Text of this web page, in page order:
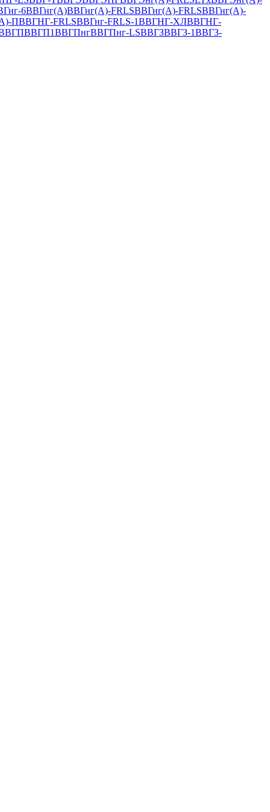
6ВВГнг(А)ВВГнг(A)-FRLSВВГнг(А)-FRLSВВГнг(А)-
ПВВГНГ-FRLSВВГнг-FRLS-1ВВГНГ-ХЛВВГНГ-
ВВГП1ВВГПнгВВГПнг-LSВВГЗВВГЗ-1ВВГЗ-